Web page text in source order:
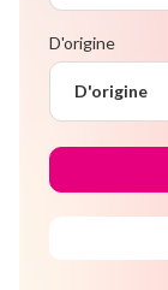
D'origine
D'origine